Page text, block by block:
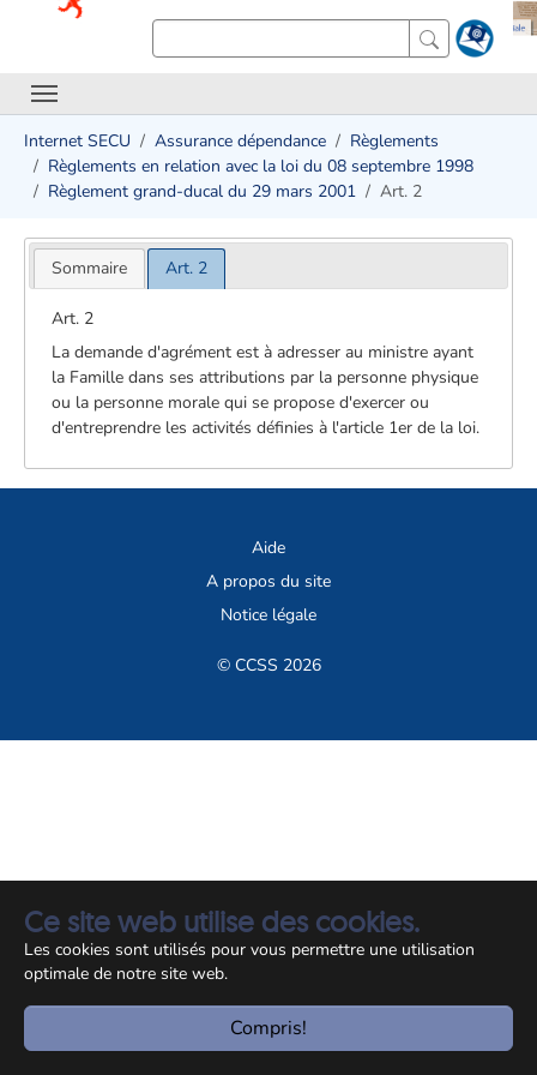
Ce site web utilise des cookies.
Les cookies sont utilisés pour vous permettre une utilisation
optimale de notre site web.
Compris!
Internet SECU Assurance dépendance
Règlements
Règlements en relation avec la loi du 08 septembre 1998
Règlement grand-ducal du 29 mars 2001
Art. 2
Sommaire Art. 2
Art. 2
La demande d'agrément est à adresser au ministre ayant
la Famille dans ses attributions par la personne physique
ou la personne morale qui se propose d'exercer ou
d'entreprendre les activités définies à l'article 1er de la loi.
Aide
A propos du site
Notice légale
© CCSS 2026